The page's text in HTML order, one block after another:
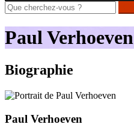
Rechercher
sur
le
site
Paul Verhoeven
Biographie
Paul Verhoeven